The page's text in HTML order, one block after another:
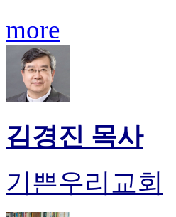
트
무
시
알
스
후
기
more
김경진 목사
기쁜우리교회